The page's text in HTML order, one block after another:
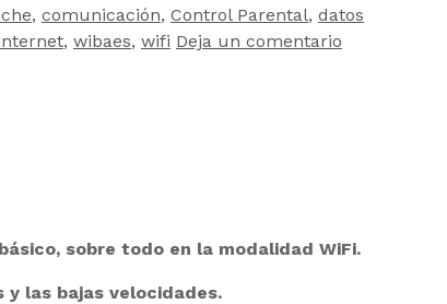
, comunicación, Control Parental, datos
, wibaes, wifi Deja un comentario
sobre todo en la modalidad WiFi.
y las bajas velocidades.